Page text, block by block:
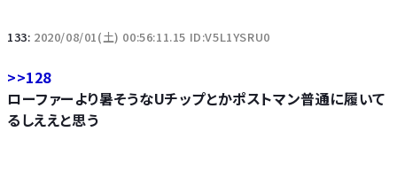
133: 2020/08/01(土) 00:56:11.15 ID:V5L1YSRU0
>>128
ローファーより暑そうなUチップとかポストマン普通に履いて
るしええと思う